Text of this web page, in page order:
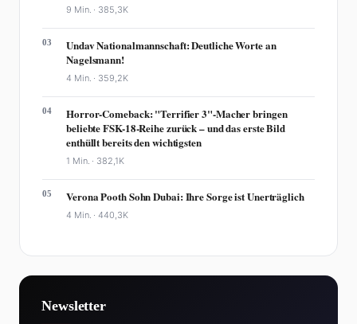
9 Min. · 385,3K
03
Undav Nationalmannschaft: Deutliche Worte an
Nagelsmann!
4 Min. · 359,2K
04
Horror-Comeback: "Terrifier 3"-Macher bringen
beliebte FSK-18-Reihe zurück – und das erste Bild
enthüllt bereits den wichtigsten
1 Min. · 382,1K
05 Verona Pooth Sohn Dubai: Ihre Sorge ist Unerträglich
4 Min. ·440,3K
Newsletter